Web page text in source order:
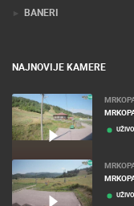
BANERI
NAJNOVIJE KAMERE
UŽIVO
UŽIVO